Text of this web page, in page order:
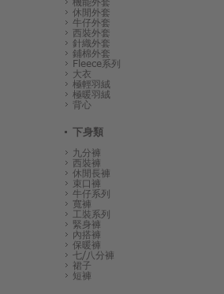
休閒外套
牛仔外套
西裝外套
針織外套
鋪棉外套
Fleece系列
大衣
極輕羽絨
極暖羽絨
背心
下身類
九分褲
西裝褲
休閒長褲
束口褲
牛仔系列
寬褲
工裝系列
緊身褲
內搭褲
保暖褲
七/八分褲
裙子
短褲